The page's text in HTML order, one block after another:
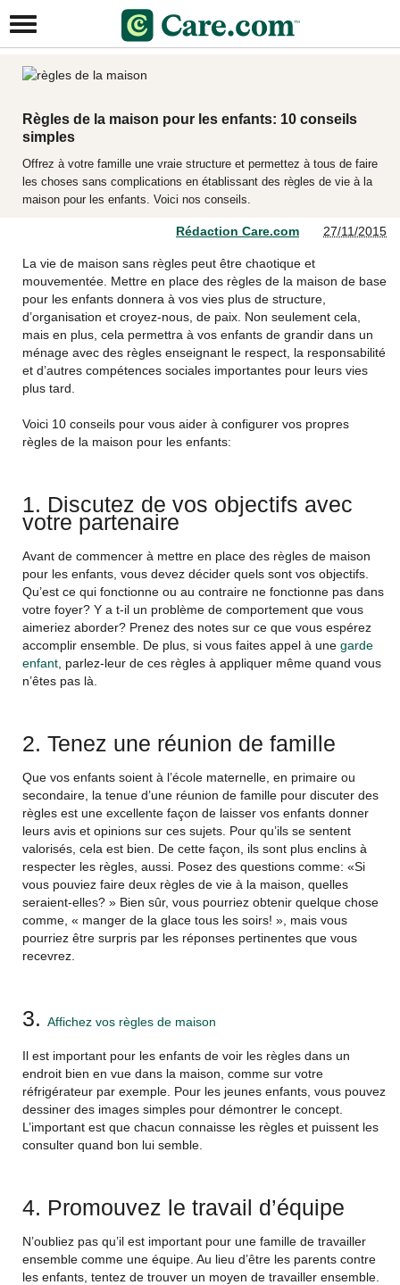
Règles de la maison pour les enfants: 10 conseils
simples
Offrez à votre famille une vraie structure et permettez à tous de faire
les choses sans complications en établissant des règles de vie à la
maison pour les enfants. Voici nos conseils.
Rédaction Care.com 27/11/2015
La vie de maison sans règles peut être chaotique et
mouvementée. Mettre en place des règles de la maison de base
pour les enfants donnera à vos vies plus de structure,
d’organisation et croyez-nous, de paix. Non seulement cela,
mais en plus, cela permettra à vos enfants de grandir dans un
ménage avec des règles enseignant le respect, la responsabilité
et d’autres compétences sociales importantes pour leurs vies
plus tard.
Voici 10 conseils pour vous aider à configurer vos propres
règles de la maison pour les enfants:
1. Discutez de vos objectifs avec
votre partenaire
Avant de commencer à mettre en place des règles de maison
pour les enfants, vous devez décider quels sont vos objectifs.
Qu’est ce qui fonctionne ou au contraire ne fonctionne pas dans
votre foyer? Y a t-il un problème de comportement que vous
aimeriez aborder? Prenez des notes sur ce que vous espérez
accomplir ensemble. De plus, si vous faites appel à une garde
enfant , parlez-leur de ces règles à appliquer même quand vous
n’êtes pas là.
2. Tenez une réunion de famille
Que vos enfants soient à l’école maternelle, en primaire ou
secondaire, la tenue d’une réunion de famille pour discuter des
règles est une excellente façon de laisser vos enfants donner
leurs avis et opinions sur ces sujets. Pour qu’ils se sentent
valorisés, cela est bien. De cette façon, ils sont plus enclins à
respecter les règles, aussi. Posez des questions comme: «Si
vous pouviez faire deux règles de vie à la maison, quelles
seraient-elles? » Bien sûr, vous pourriez obtenir quelque chose
comme, « manger de la glace tous les soirs! », mais vous
pourriez être surpris par les réponses pertinentes que vous
recevrez.
3. Affichez vos règles de maison
Il est important pour les enfants de voir les règles dans un
endroit bien en vue dans la maison, comme sur votre
réfrigérateur par exemple. Pour les jeunes enfants, vous pouvez
dessiner des images simples pour démontrer le concept.
L’important est que chacun connaisse les règles et puissent les
consulter quand bon lui semble.
4. Promouvez le travail d’équipe
N’oubliez pas qu’il est important pour une famille de travailler
ensemble comme une équipe. Au lieu d’être les parents contre
les enfants, tentez de trouver un moyen de travailler ensemble.